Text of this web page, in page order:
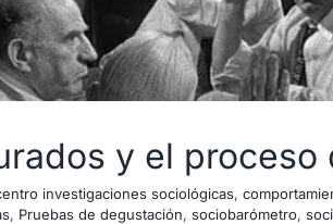
y el
investigaciones sociológicas,
, Pruebas de degustación, sociobarómetro,